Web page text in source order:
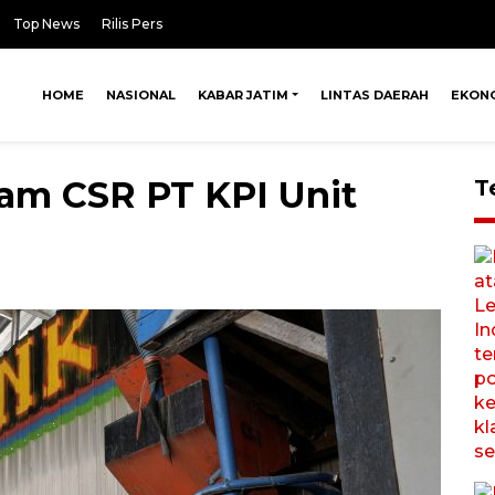
Top News Rilis Pers
HOME NASIONAL KABAR JATIM LINTAS DAERAH
CSR PT KPI Unit